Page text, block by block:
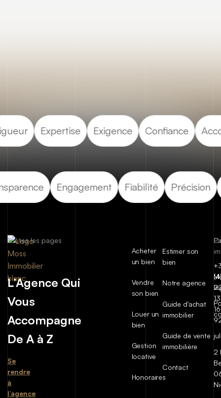
Expertise Exigence Confiance
Engagement Fiabilité Précision
L’Agence Qui
Vous
Accompagne
De A à Z
Se
rendre
à
l’agence
Toutes les pages
Acheter
un bien
Vendre
son bien
Louer un
bien
Gestion
locative
Honoraires
Estimer son
bien
Notre agence
Guide d'achat
immobilier
Guide de vente
immobilière
Contact
13
16
2